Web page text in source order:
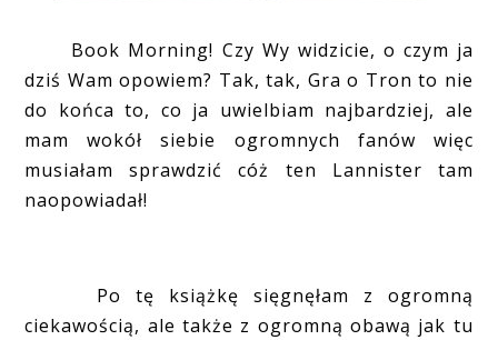
Book Morning! Czy Wy widzicie, o czym ja
dziś Wam opowiem? Tak, tak, Gra o Tron to nie
do końca to, co ja uwielbiam najbardziej, ale
mam wokół siebie ogromnych fanów więc
musiałam sprawdzić cóż ten Lannister tam
naopowiadał!
Po tę książkę sięgnęłam z ogromną
ciekawością, ale także z ogromną obawą jak tu